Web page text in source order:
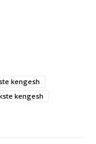
kengesh
kengesh